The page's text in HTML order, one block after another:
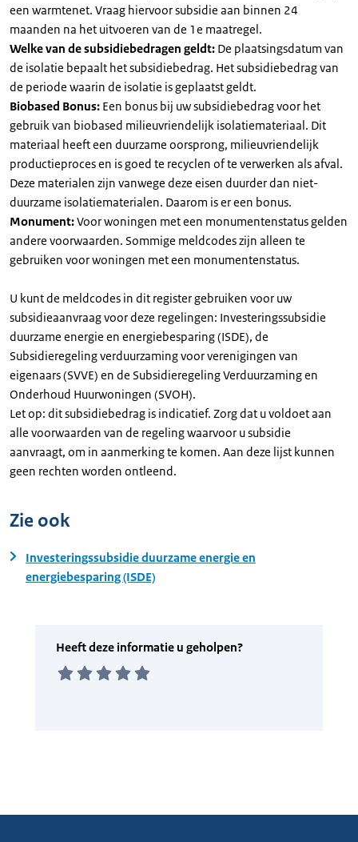
een warmtenet. Vraag hiervoor subsidie aan binnen 24
maanden na het uitvoeren van de 1e maatregel.
Welke van de subsidiebedragen geldt: De plaatsingsdatum van
de isolatie bepaalt het subsidiebedrag. Het subsidiebedrag van
de periode waarin de isolatie is geplaatst geldt.
Biobased Bonus: Een bonus bij uw subsidiebedrag voor het
gebruik van biobased milieuvriendelijk isolatiemateriaal. Dit
materiaal heeft een duurzame oorsprong, milieuvriendelijk
productieproces en is goed te recyclen of te verwerken als afval.
Deze materialen zijn vanwege deze eisen duurder dan niet-
duurzame isolatiematerialen. Daarom is er een bonus.
Monument:Voor woningen met een monumentenstatus gelden
andere voorwaarden. Sommige meldcodes zijn alleen te
gebruiken voor woningen met een monumentenstatus.
U kunt de meldcodes in dit register gebruiken voor uw
subsidieaanvraag voor deze regelingen: Investeringssubsidie
duurzame energie en energiebesparing (ISDE), de
Subsidieregeling verduurzaming voor verenigingen van
eigenaars (SVVE) en de Subsidieregeling Verduurzaming en
Onderhoud Huurwoningen (SVOH).
Let op: dit subsidiebedrag is indicatief. Zorg dat u voldoet aan
alle voorwaarden van de regeling waarvoor u subsidie
aanvraagt, om in aanmerking te komen. Aan deze lijst kunnen
geen rechten worden ontleend.
Zie ook
Investeringssubsidie duurzame energie en
energiebesparing (ISDE)